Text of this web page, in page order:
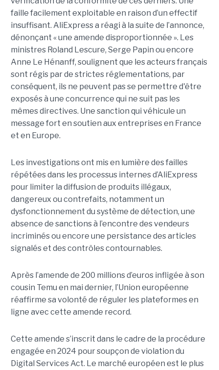
faille facilement exploitable en raison d’un effectif
insuffisant. AliExpress a réagi à la suite de l’annonce,
dénonçant « une amende disproportionnée ». Les
ministres Roland Lescure, Serge Papin ou encore
Anne Le Hénanff, soulignent que les acteurs français
sont régis par de strictes réglementations, par
conséquent, ils ne peuvent pas se permettre d'être
exposés à une concurrence qui ne suit pas les
mêmes directives. Une sanction qui véhicule un
message fort en soutien aux entreprises en France
et en Europe.
Les investigations ont mis en lumière des failles
répétées dans les processus internes d’AliExpress
pour limiter la diffusion de produits illégaux,
dangereux ou contrefaits, notamment un
dysfonctionnement du système de détection, une
absence de sanctions à l’encontre des vendeurs
incriminés ou encore une persistance des articles
signalés et des contrôles contournables.
Après l’amende de 200 millions d’euros infligée à son
cousin Temu en mai dernier, l’Union européenne
réaffirme sa volonté de réguler les plateformes en
ligne avec cette amende record.
Cette amende s’inscrit dans le cadre de la procédure
engagée en 2024 pour soupçon de violation du
Digital Services Act. Le marché européen est le plus